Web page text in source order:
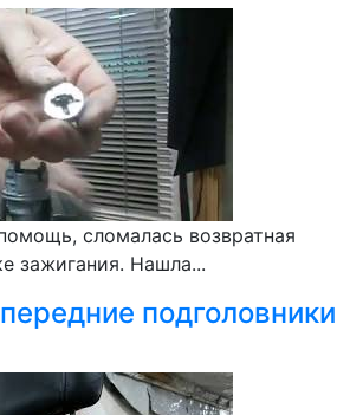
сломалась возвратная
зажигания. Нашла...
подголовники